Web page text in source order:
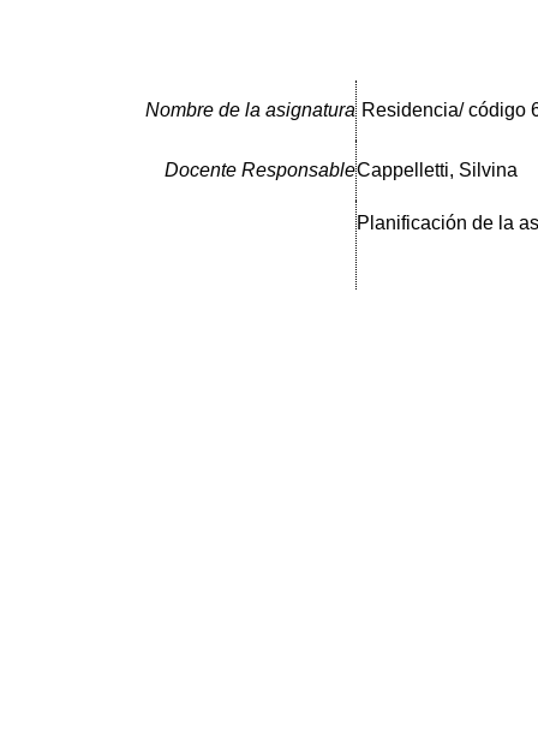
Nombre de la asignatura Residencia/ código
Docente ResponsableCappelletti, Silvina
Planificación de la